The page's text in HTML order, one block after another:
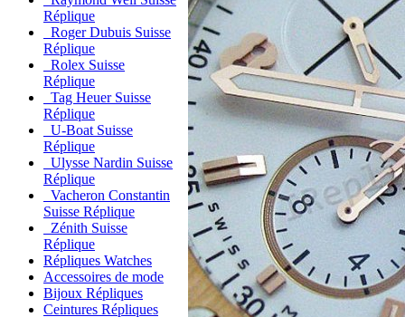
Réplique
Roger Dubuis Suisse
Réplique
Rolex Suisse
Réplique
Tag Heuer Suisse
Réplique
U-Boat Suisse
Réplique
Ulysse Nardin Suisse
Réplique
Vacheron Constantin
Suisse Réplique
Zénith Suisse
Réplique
Répliques Watches
Accessoires de mode
Bijoux Répliques
Ceintures Répliques